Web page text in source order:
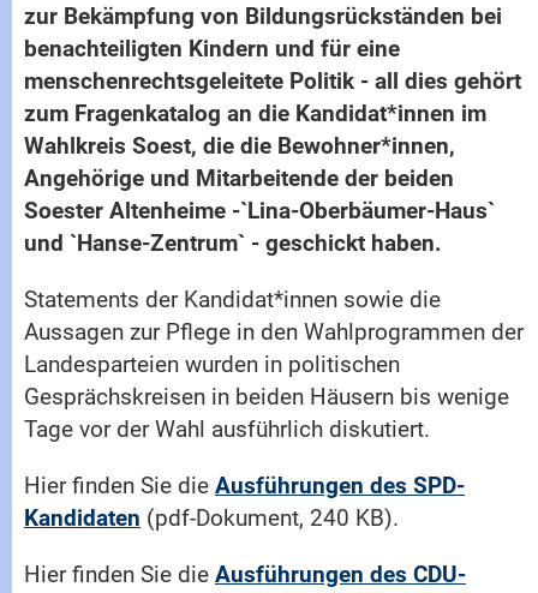
zur Bekämpfung von Bildungsrückständen bei
benachteiligten Kindern und für eine
menschenrechtsgeleitete Politik - all dies gehört
zum Fragenkatalog an die Kandidat*innen im
Wahlkreis Soest, die die Bewohner*innen,
Angehörige und Mitarbeitende der beiden
Soester Altenheime -`Lina-Oberbäumer-Haus`
und `Hanse-Zentrum` - geschickt haben.
Statements der Kandidat*innen sowie die
Aussagen zur Pflege in den Wahlprogrammen der
Landesparteien wurden in politischen
Gesprächskreisen in beiden Häusern bis wenige
Tage vor der Wahl ausführlich diskutiert.
Hier finden Sie die Ausführungen des SPD-
Kandidaten (pdf-Dokument, 240 KB).
Hier finden Sie die Ausführungen des CDU-